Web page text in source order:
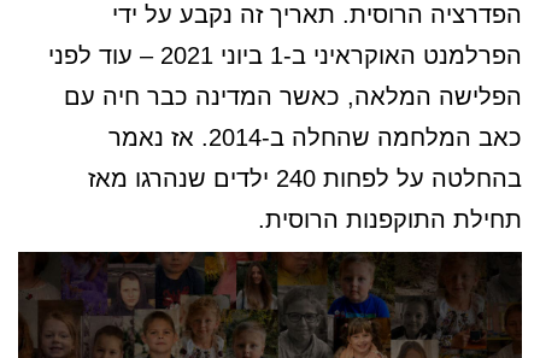
הפדרציה הרוסית. תאריך זה נקבע על ידי
הפרלמנט האוקראיני ב-1 ביוני 2021 – עוד לפני
הפלישה המלאה, כאשר המדינה כבר חיה עם
כאב המלחמה שהחלה ב-2014. אז נאמר
בהחלטה על לפחות 240 ילדים שנהרגו מאז
תחילת התוקפנות הרוסית.